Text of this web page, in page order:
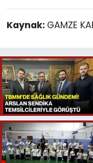
Kaynak: GAMZE